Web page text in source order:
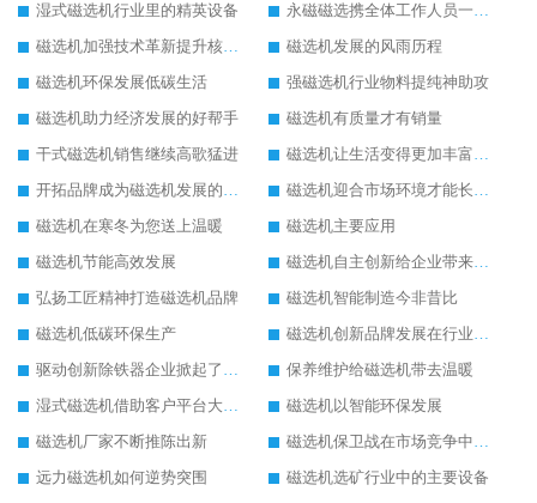
湿式磁选机行业里的精英设备
永磁磁选携全体工作人员一起闯
磁选机加强技术革新提升核心竞争力
磁选机发展的风雨历程
磁选机环保发展低碳生活
强磁选机行业物料提纯神助攻
磁选机助力经济发展的好帮手
磁选机有质量才有销量
干式磁选机销售继续高歌猛进
磁选机让生活变得更加丰富多彩
开拓品牌成为磁选机发展的有效武器
磁选机迎合市场环境才能长远发展
磁选机在寒冬为您送上温暖
磁选机主要应用
磁选机节能高效发展
磁选机自主创新给企业带来了阳光
弘扬工匠精神打造磁选机品牌
磁选机智能制造今非昔比
磁选机低碳环保生产
磁选机创新品牌发展在行业的顶端
驱动创新除铁器企业掀起了发展风暴
保养维护给磁选机带去温暖
湿式磁选机借助客户平台大放异彩
磁选机以智能环保发展
磁选机厂家不断推陈出新
磁选机保卫战在市场竞争中打响
远力磁选机如何逆势突围
磁选机选矿行业中的主要设备